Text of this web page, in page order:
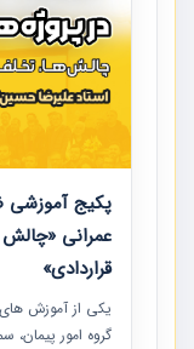
پکیج آموزشی
عمرانی
قراردادی»
یکی از آموزش‏‏‏‏‏‏ های
گروه امور پیمان،